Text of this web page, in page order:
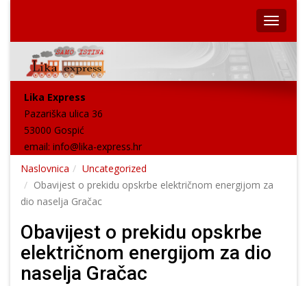
Lika Express
Pazariška ulica 36
53000 Gospić
email: info@lika-express.hr
Naslovnica
Uncategorized
Obavijest o prekidu opskrbe električnom energijom za
dio naselja Gračac
Obavijest o prekidu opskrbe
električnom energijom za dio
naselja Gračac